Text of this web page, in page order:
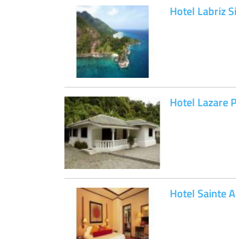
Hotel Labriz
Hotel Lazare
Hotel Sainte